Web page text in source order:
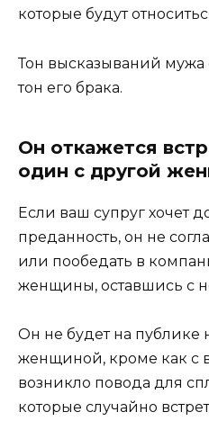
которые будут
Тон высказываний мужа
тон его брака.
Он откажется
один с другой
Если ваш супруг хочет
преданность, он не
или пообедать в
женщины, оставшись с
Он не будет на публике
женщиной, кроме как с
возникло повода для
которые случайно